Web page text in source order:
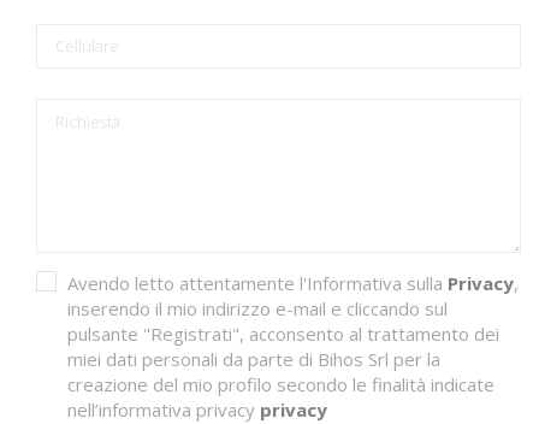
Avendo letto attentamente l'Informativa sulla Privacy,
inserendo il mio indirizzo e-mail e cliccando sul
pulsante "Registrati", acconsento al trattamento dei
miei dati personali da parte di Bihos Srl per la
creazione del mio profilo secondo le finalità indicate
nell’informativa privacy privacy